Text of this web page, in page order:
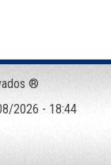
®
2026 - 18:44